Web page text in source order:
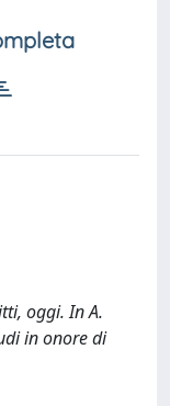
oggi. In A.
in onore di